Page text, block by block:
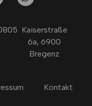
Kaiserstraße
6a, 6900
Bregenz
Kontakt